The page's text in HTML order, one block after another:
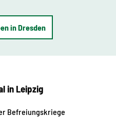
in Dresden
in Leipzig
Befreiungskriege